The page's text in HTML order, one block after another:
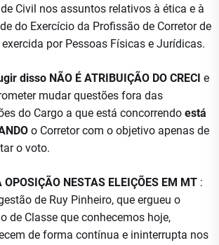
Civil nos assuntos relativos à ética e à
do Exercício da Profissão de Corretor de
por Pessoas Físicas e Jurídicas.
disso NÃO É ATRIBUIÇÃO DO CRECI e
mudar questões fora das
do Cargo a que está concorrendo está
o Corretor com o objetivo apenas de
o voto.
OPOSIÇÃO NESTAS ELEIÇÕES EM MT :
de Ruy Pinheiro, que ergueu o
de Classe que conhecemos hoje,
de forma contínua e ininterrupta nos